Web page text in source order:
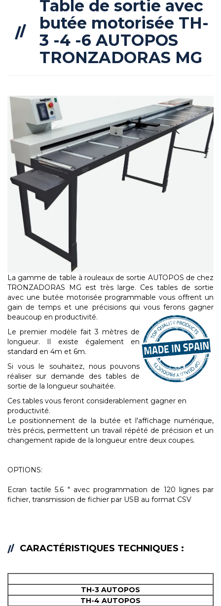
Table de sortie avec
butée motorisée TH-
3 -4 -6 AUTOPOS
TRONZADORAS MG
La gamme de table à rouleaux de sortie AUTOPOS de chez
TRONZADORAS MG est très large. Ces tables de sortie
avec une butée motorisée programmable vous offrent un
gain de temps et une précisions qui vous ferons gagner
beaucoup en productivité.
Le premier modèle fait 3 mètres de
longueur. Il existe également en
standard en 4m et 6m.
Si vous le souhaitez, nous pouvons
réaliser sur demande des tables de
sortie de la longueur souhaitée.
Ces tables vous feront considerablement gagner en
productivité.
Le positionnement de la butée et l'affichage numérique,
très précis, permettent un travail répété de précision et un
changement rapide de la longueur entre deux coupes.
OPTIONS:
Ecran tactile 5.6 " avec programmation de 120 lignes par
fichier, transmission de fichier par USB au format CSV
CARACTÉRISTIQUES TECHNIQUES :
TH-3 AUTOPOS
TH-4 AUTOPOS